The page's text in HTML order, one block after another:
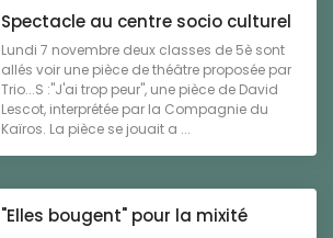
Spectacle au centre socio culturel
Lundi 7 novembre deux classes de 5è sont
allés voir une pièce de théâtre proposée par
Trio...S :"J'ai trop peur", une pièce de David
Lescot, interprétée par la Compagnie du
Kaïros. La pièce se jouait a ...
"Elles bougent" pour la mixité